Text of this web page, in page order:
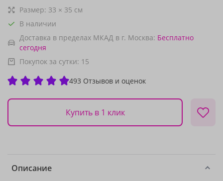
Размер: 33 × 35 см
В наличии
Доставка в пределах МКАД в г. Москва: Бесплатно
сегодня
Покупок за сутки: 15
493 Отзывов и оценок
Купить в 1 клик
Описание